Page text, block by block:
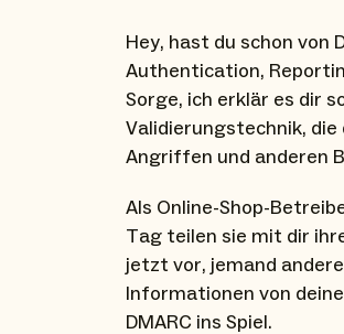
Hey, hast du schon von
Authentication,
Sorge, ich erklär es dir
Validierungstechnik, die
Angriffen und anderen
Als Online-Shop-
Tag teilen sie mit dir
jetzt vor, jemand
Informationen von
DMARC ins Spiel.